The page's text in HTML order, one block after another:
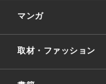
マンガ
少年マンガ
取材・ファッション